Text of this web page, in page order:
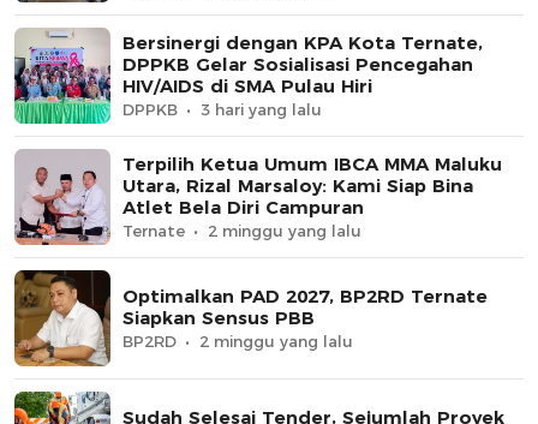
Bersinergi dengan KPA Kota Ternate,
DPPKB Gelar Sosialisasi Pencegahan
HIV/AIDS di SMA Pulau Hiri
DPPKB 3 hari yang lalu
Terpilih Ketua Umum IBCA MMA Maluku
Utara, Rizal Marsaloy: Kami Siap Bina
Atlet Bela Diri Campuran
Ternate 2 minggu yang lalu
Optimalkan PAD 2027, BP2RD Ternate
Siapkan Sensus PBB
BP2RD 2 minggu yang lalu
Sudah Selesai Tender, Sejumlah Proyek